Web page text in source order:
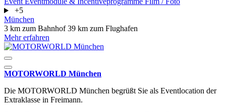
+5
München
3 km zum Bahnhof39 km zum Flughafen
Mehr erfahren
MOTORWORLD München
Die MOTORWORLD München begrüßt Sie als Eventlocation der
Extraklasse in Freimann.